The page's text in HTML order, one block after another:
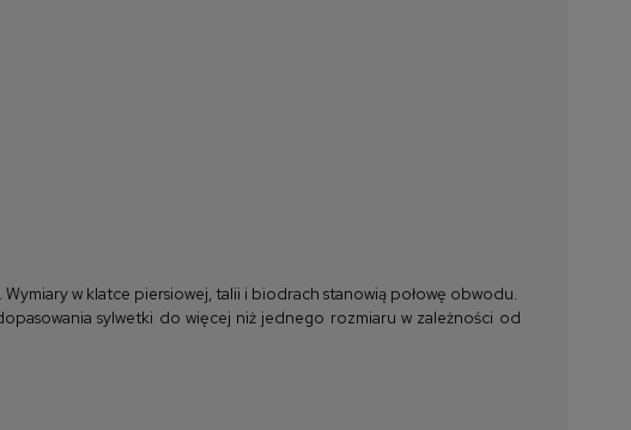
w klatce piersiowej, talii i biodrach stanowią połowę obwodu.
sylwetki do więcej niż jednego rozmiaru w zależności od